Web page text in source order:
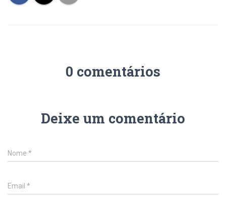
0 comentários
Deixe um comentário
Nome *
Email *